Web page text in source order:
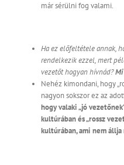
már sérülni fog valami.
Ha ez előfeltétele annak,
rendelkezik ezzel, mert
vezetőt hogyan hívnád?Mi
Nehéz kimondani, hogy
nagyon sokszor ez az
hogy valaki „jó
kultúrában és „rossz
kultúrában, ami nem